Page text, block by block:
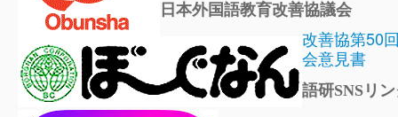
日本外国語教育改善協議会
改善協第50
会意見書
語研SNSリ